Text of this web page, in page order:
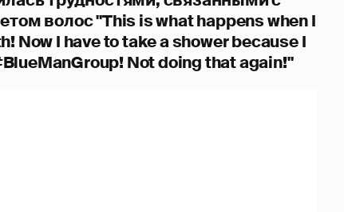
волос "This is what happens when I
Now I have to take a shower because I
Not doing that again!"